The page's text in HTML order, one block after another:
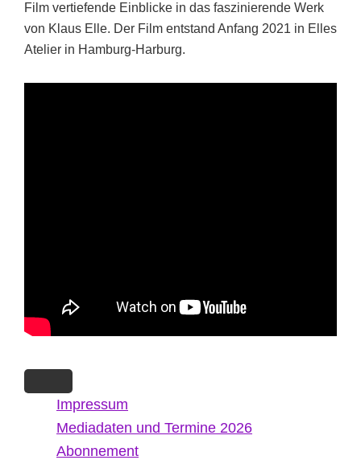
Film vertiefende Einblicke in das faszinierende Werk
von Klaus Elle. Der Film entstand Anfang 2021 in Elles
Atelier in Hamburg-Harburg.
Impressum
Mediadaten und Termine 2026
Abonnement